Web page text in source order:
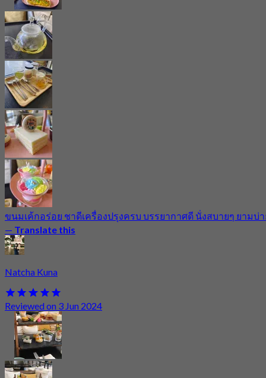
ขนมเค้กอร่อย ชาดีเครื่องปรุงครบ บรรยากาศดี นั่งสบายๆ ยามบ่
— Translate this
Natcha Kuna
Reviewed on 3 Jun 2024